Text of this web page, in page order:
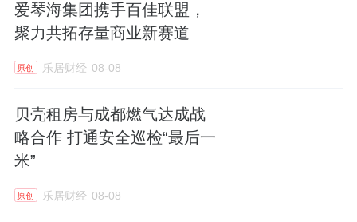
爱琴海集团携手百佳联盟，
聚力共拓存量商业新赛道
原创 乐居财经 08-08
贝壳租房与成都燃气达成战
略合作 打通安全巡检“最后一
米”
原创 乐居财经 08-08